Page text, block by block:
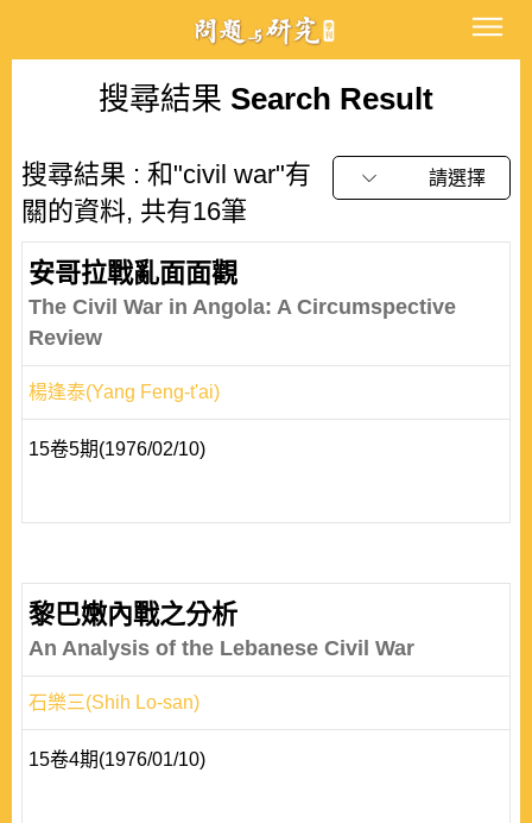
搜尋結果 Search Result
搜尋結果 : 和"civil war"有
關的資料, 共有16筆
請選擇
安哥拉戰亂面面觀
The Civil War in Angola: A Circumspective
Review
楊逢泰(Yang Feng-t'ai)
15卷5期(1976/02/10)
黎巴嫩內戰之分析
An Analysis of the Lebanese Civil War
石樂三(Shih Lo-san)
15卷4期(1976/01/10)